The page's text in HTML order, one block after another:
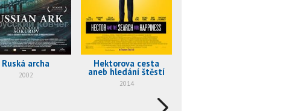
Ruská archa
2002
Hektorova cesta
aneb hledání štěstí
2014